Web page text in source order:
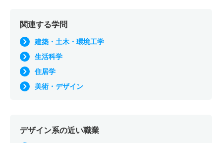
関連する学問
建築・土木・環境工学
生活科学
住居学
美術・デザイン
デザイン系の近い職業